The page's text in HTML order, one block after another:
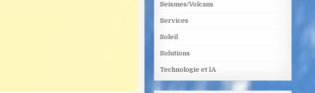
Seismes/Volcans
Services
Soleil
Solutions
Technologie et IA